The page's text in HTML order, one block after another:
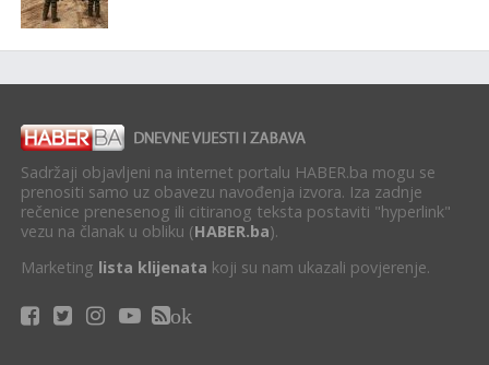
Sadržaji objavljeni na internet portalu HABER.ba mogu se
prenositi samo uz obavezu navođenja izvora. Iza zadnje
rečenice prenesenog ili citiranog teksta postaviti "hyperlink"
vezu na članak u obliku (HABER.ba).
Marketing lista klijenata koji su nam ukazali povjerenje.
ok